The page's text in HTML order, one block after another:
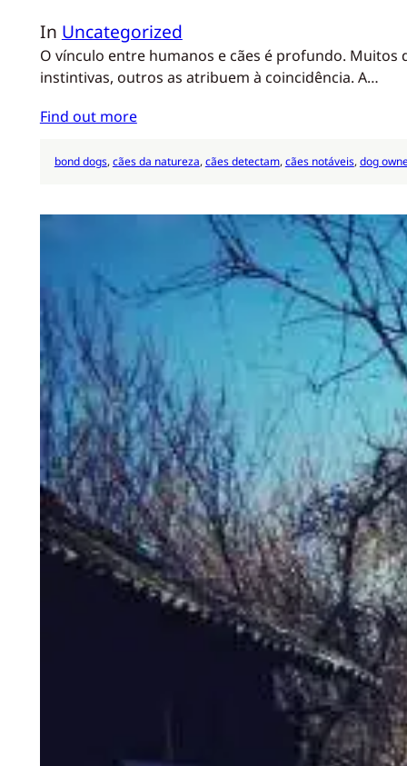
In Uncategorized
O vínculo entre humanos e cães é profundo. Muitos
instintivas, outros as atribuem à coincidência. A…
Find out more
bond dogs, cães da natureza, cães detectam, cães notáveis, dog